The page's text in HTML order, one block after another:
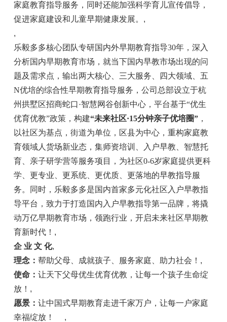
家庭教育指导服务，同时还能加强科学育儿宣传倡导，
促进家庭建设和儿童早期健康发展。 ,
,
乐毅多多核心团队专研国内外早期教育指导30年，深入
分析国内早期教育市场，就当下国内早教市场出现的问
题及需求点，输出两大核心、三大服务、四大领域、五
N优培的综合性早期教育指导服务，公司总部设立于杭
州拱墅区招商蛇口·智慧网谷创新中心，平台基于“优生
优育优教”政策，构建“未来社区·15分钟亲子优培圈”，
以社区为基点，街道为单位，区县为中心，重构家庭教
育领域人货场新业态，集师资培训、入户早教、智慧托
育、亲子研学营等服务项目，为社区0-6岁家庭提供更科
学、更专业、更系统、更优质、更落地的早教指导服
务。同时，乐毅多多是国内首家多元化社区入户早教指
导平台，致力于打造国内入户早教指导第一品牌，将撬
动万亿早期教育市场，领跑行业，开启未来社区早期教
育新时代！ ,
企 业 文 化,
理念： 帮助父母、成就孩子、服务家庭、助力社会！ ,
使命： 让天下父母优生优育优教，让每一个孩子生命绽
放！ ,
愿景： 让中国式早期教育走进千家万户，让每一户家庭
幸福绽放！ ,